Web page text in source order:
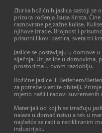
Zbirka božićnih jaslica sastoji se
prizora rođenja Isusa Krista.
raznovrsne pejzažne kulise.
njihove izrade. Brojnost i
prisutni likovi pastira, sveta tri
Jaslice se postavljaju u domove
siječnja. Uz jaslice u domovima,
prostorima u ovom razdoblju.
Božićne jaslice ili Betlehem/
za potrebe vlastite obitelji.
mjesto našli i radovi
Materijali od kojih se izrađuju
nalaze u domaćinstvu a tek u
najčešće se radi o recikliranim
industrijski.